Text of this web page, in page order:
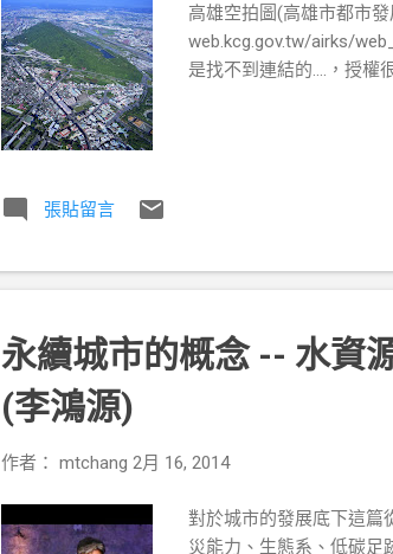
高雄空拍圖(高雄市都市
web.kcg.gov.tw/airks/
是找不到連結的....，授權
張貼留言
永續城市的概念 -- 水資
(李鴻源)
作者： mtchang 2月 16, 2014
對於城市的發展底下這篇
災能力、生態系、低碳足